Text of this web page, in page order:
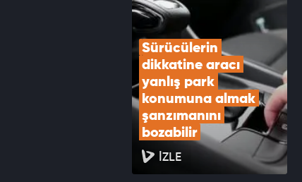
Sürücülerin
dikkatine aracı
yanlış park
konumuna almak
şanzımanını
bozabilir
İZLE